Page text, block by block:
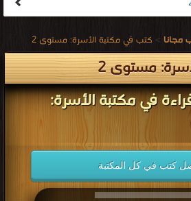
مجانا > كتب في مكتبة الأسرة: مستوى 2
مستوى 2
في مكتبة الأسرة:
كتب في كل المكتبة